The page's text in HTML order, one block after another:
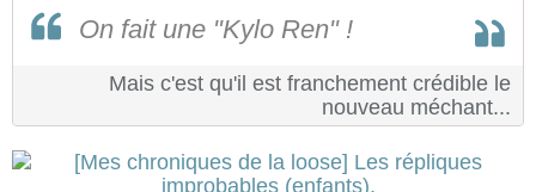
On fait une "Kylo Ren" !
Mais c'est qu'il est franchement crédible le
nouveau méchant...